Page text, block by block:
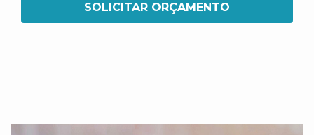
SOLICITAR ORÇAMENTO